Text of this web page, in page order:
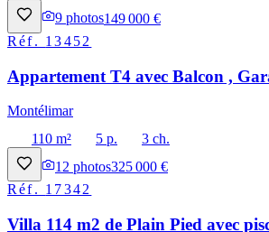
9 photos149 000 €
Réf. 13452
Appartement T4 avec Balcon ,
Montélimar
110 m²
5 p.
3 ch.
12 photos325 000 €
Réf. 17342
Villa 114 m2 de Plain Pied avec